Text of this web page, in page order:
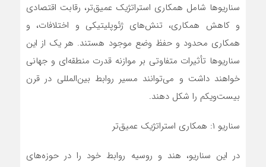
سناریوها شامل همکاری استراتژیک عمیق‌تر، رقابت اقتصادی
و کاهش همکاری، تنش‌های ژئوپلیتیکی و اختلافات، و
همکاری محدود و حفظ وضع موجود هستند. هر یک از این
سناریوها تأثیرات متفاوتی بر موازنه قدرت منطقه‌ای و جهانی
خواهند داشت و می‌توانند مسیر روابط بین‌المللی در قرن
بیست‌ویکم را شکل دهند.
سناریو ۱: همکاری استراتژیک عمیق‌تر
در این سناریو، هند و روسیه روابط خود را در حوزه‌های